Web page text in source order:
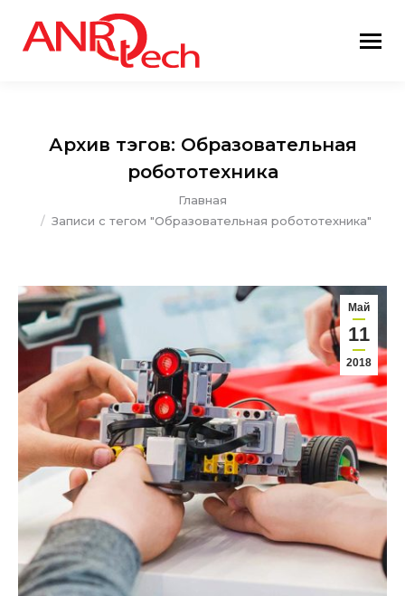
Архив тэгов: Образовательная
робототехника
Главная
Записи с тегом "Образовательная робототехника"
Май
11
2018